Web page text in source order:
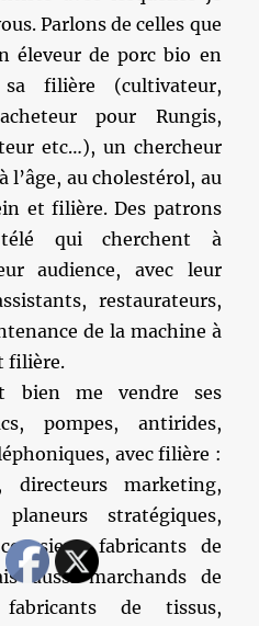
Parlons de celles que
éleveur de porc bio en
filière (cultivateur,
pour Rungis,
etc…), un chercheur
l’âge, au cholestérol, au
et filière. Des patrons
qui cherchent à
audience, avec leur
restaurateurs,
de la machine à
filière.
bien me vendre ses
pompes, antirides,
avec filière :
directeurs marketing,
stratégiques,
fabricants de
aussi marchands de
de tissus,